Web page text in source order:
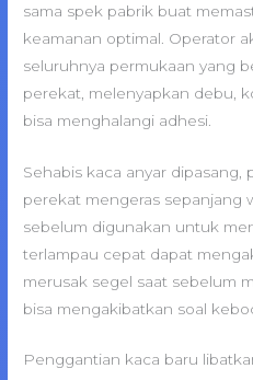
sama spek pabrik buat
keamanan optimal. Operator
seluruhnya permukaan yang
perekat, melenyapkan debu,
bisa menghalangi adhesi.
Sehabis kaca anyar
perekat mengeras sepanjang
sebelum digunakan untuk
terlampau cepat dapat
merusak segel saat sebelum
bisa mengakibatkan soal
Penggantian kaca baru